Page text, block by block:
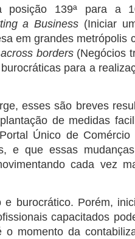
139ª para a
aBusiness (Iniciar
em grandes metrópolis
borders (Negócios
para a
esses são breves
de medidas
Único de Comércio
e que essas
cada vez
burocrático. Porém,
capacitados
momento da